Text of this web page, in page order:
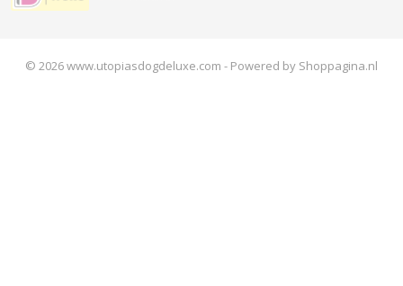
© 2026 www.utopiasdogdeluxe.com - Powered by Shoppagina.nl